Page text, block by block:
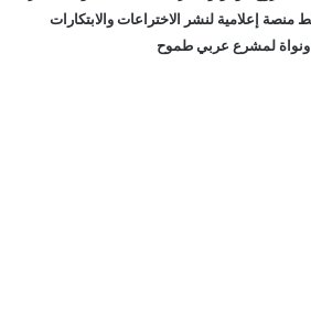
إعلامية لنشر الاختراعات والابتكارات
ونواة لمشرع عربي طموح